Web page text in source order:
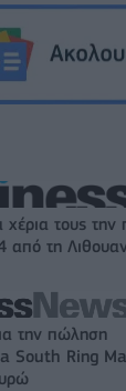
τους την
από τη
την πώληση
South Ring